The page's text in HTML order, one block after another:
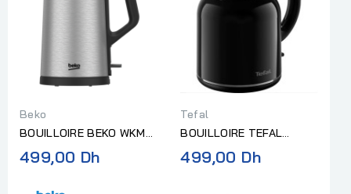
Beko
BOUILLOIRE BEKO WKM
1,7L INOX
499,00 Dh
Tefal
BOUILLOIRE TEFAL
THERMO PROTECT XL
NOIR 1,9L 1650W
499,00 Dh